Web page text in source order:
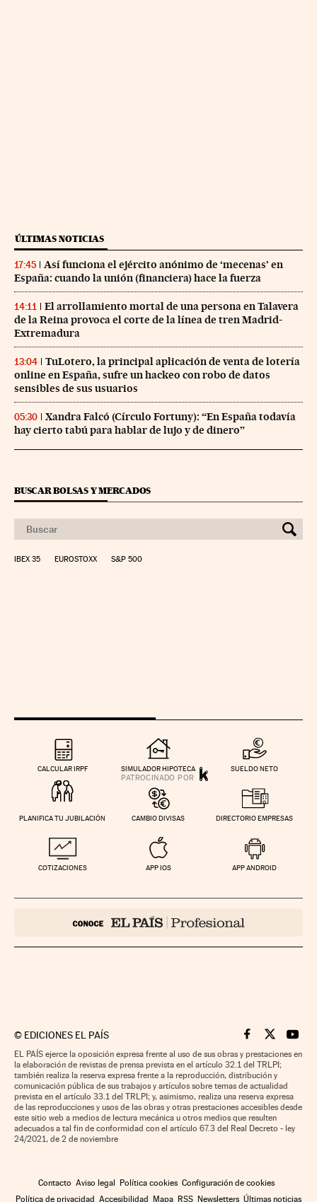
ÚLTIMAS NOTICIAS
17:45
Así funciona el ejército anónimo de ‘mecenas’ en
España: cuando la unión (financiera) hace la fuerza
14:11
El arrollamiento mortal de una persona en Talavera
de la Reina provoca el corte de la línea de tren Madrid-
Extremadura
13:04
TuLotero, la principal aplicación de venta de lotería
online en España, sufre un hackeo con robo de datos
sensibles de sus usuarios
05:30
Xandra Falcó (Círculo Fortuny): “En España todavía
hay cierto tabú para hablar de lujo y de dinero”
BUSCAR BOLSAS Y MERCADOS
IBEX 35 EUROSTOXX S&P 500
CALCULAR IRPF SIMULADOR HIPOTECA SUELDO NETO
PLANIFICA TU JUBILACIÓN CAMBIO DIVISAS DIRECTORIO EMPRESAS
COTIZACIONES APP IOS APP ANDROID
© EDICIONES EL PAÍS Cinco Días en
Cinco Días
Cinco
EL PAÍS ejerce la oposición expresa frente al uso de sus obras y prestaciones en
la elaboración de revistas de prensa prevista en el artículo 32.1 del TRLPI;
también realiza la reserva expresa frente a la reproducción, distribución y
comunicación pública de sus trabajos y artículos sobre temas de actualidad
prevista en el artículo 33.1 del TRLPI; y, asimismo, realiza una reserva expresa
de las reproducciones y usos de las obras y otras prestaciones accesibles desde
este sitio web a medios de lectura mecánica u otros medios que resulten
adecuados a tal fin de conformidad con el artículo 67.3 del Real Decreto - ley
24/2021, de 2 de noviembre
Contacto Aviso legal Política cookies Configuración de cookies
Política de privacidad Accesibilidad Mapa RSS Newsletters Últimas noticias